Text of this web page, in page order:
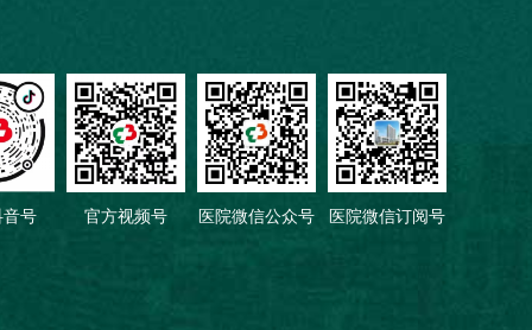
医院微信订阅号
医院微信公众号
官方视频号
音号